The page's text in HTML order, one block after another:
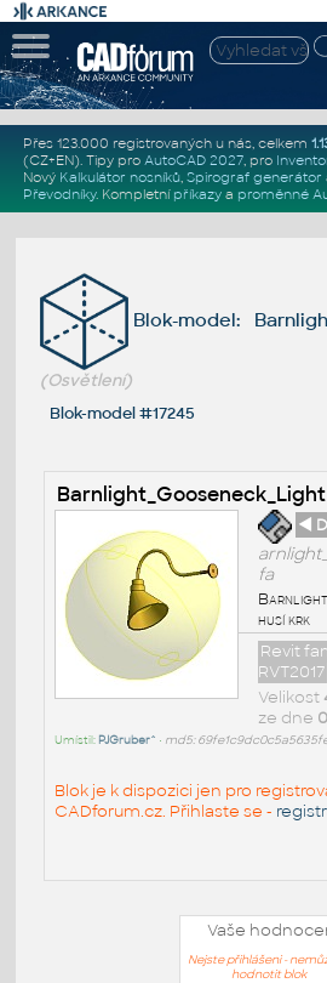
Přes 123.000 registrovaných u nás, celkem
(CZ+EN). Tipy pro AutoCAD 2027, pro
Nový Kalkulátor nosníků, Spirograf generátor
Převodníky. Kompletní příkazya proměnné
Blok-model:
(Osvětlení)
Blok-model #17245
Barnlight_Gooseneck_Light
◄
fa
husí krk
Revit
RVT2017
Velikost
ze dne
Umístil: PJGruber^ • md5:
Blok je k dispozici jen pro
CADforum.cz. Přihlaste se -
Vaše
Nejste přihlášeni -
hodnotit blok